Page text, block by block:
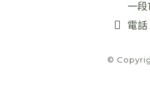
一段
電話
©